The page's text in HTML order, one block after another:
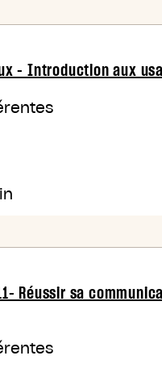
- Introduction aux
11- Réussir sa